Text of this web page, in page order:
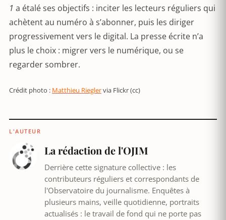
1 a étalé ses objectifs : inciter les lecteurs réguliers qui
achètent au numéro à s’abonner, puis les diriger
progressivement vers le digital. La presse écrite n’a
plus le choix : migrer vers le numérique, ou se
regarder sombrer.
Crédit photo : Matthieu Rieglervia Flickr (cc)
L'AUTEUR
La rédaction de l'OJIM
Derrière cette signature collective : les
contributeurs réguliers et correspondants de
l'Observatoire du journalisme. Enquêtes à
plusieurs mains, veille quotidienne, portraits
actualisés : le travail de fond qui ne porte pas